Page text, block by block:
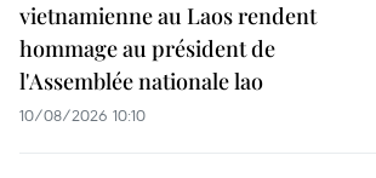
vietnamienne au Laos rendent
hommage au président de
l'Assemblée nationale lao
10/08/2026 10:10